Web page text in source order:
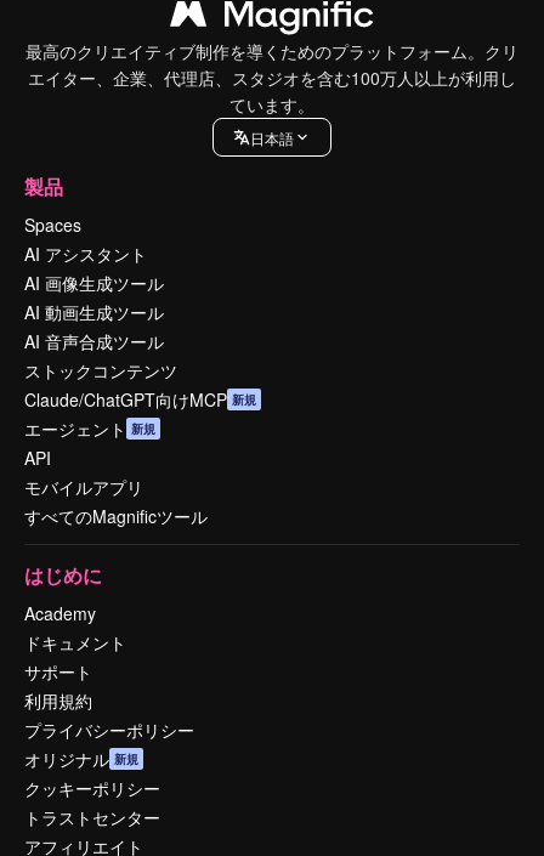
最高のクリエイティブ制作を導くためのプラットフォーム。クリ
エイター、企業、代理店、スタジオを含む100万人以上が利用し
ています。
日本語
製品
Spaces
AI アシスタント
AI 画像生成ツール
AI 動画生成ツール
AI 音声合成ツール
ストックコンテンツ
Claude/ChatGPT向けMCP 新規
エージェント 新規
API
モバイルアプリ
すべてのMagnificツール
はじめに
Academy
ドキュメント
サポート
利用規約
プライバシーポリシー
オリジナル 新規
クッキーポリシー
トラストセンター
アフィリエイト